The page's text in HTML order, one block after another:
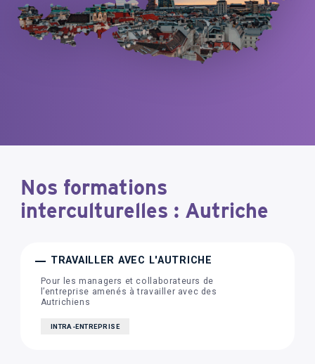
Nos formations
interculturelles : Autriche
TRAVAILLER AVEC L'AUTRICHE
Pour les managers et collaborateurs de
l’entreprise amenés à travailler avec des
Autrichiens
INTRA-ENTREPRISE